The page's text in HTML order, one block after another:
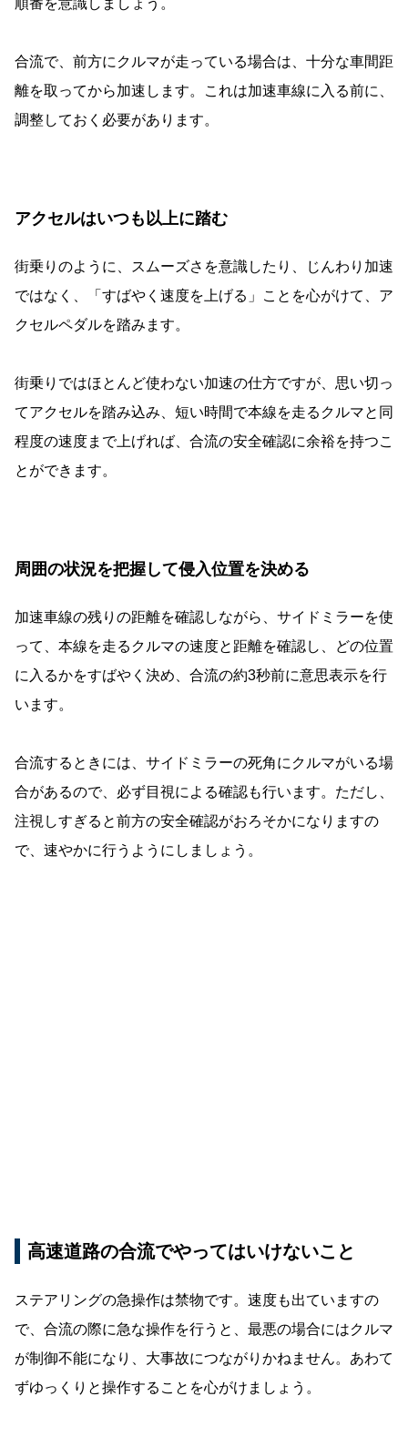
順番を意識しましょう。
合流で、前方にクルマが走っている場合は、十分な車間距
離を取ってから加速します。これは加速車線に入る前に、
調整しておく必要があります。
アクセルはいつも以上に踏む
街乗りのように、スムーズさを意識したり、じんわり加速
ではなく、「すばやく速度を上げる」ことを心がけて、ア
クセルペダルを踏みます。
街乗りではほとんど使わない加速の仕方ですが、思い切っ
てアクセルを踏み込み、短い時間で本線を走るクルマと同
程度の速度まで上げれば、合流の安全確認に余裕を持つこ
とができます。
周囲の状況を把握して侵入位置を決める
加速車線の残りの距離を確認しながら、サイドミラーを使
って、本線を走るクルマの速度と距離を確認し、どの位置
に入るかをすばやく決め、合流の約3秒前に意思表示を行
います。
合流するときには、サイドミラーの死角にクルマがいる場
合があるので、必ず目視による確認も行います。ただし、
注視しすぎると前方の安全確認がおろそかになりますの
で、速やかに行うようにしましょう。
高速道路の合流でやってはいけないこと
ステアリングの急操作は禁物です。速度も出ていますの
で、合流の際に急な操作を行うと、最悪の場合にはクルマ
が制御不能になり、大事故につながりかねません。あわて
ずゆっくりと操作することを心がけましょう。